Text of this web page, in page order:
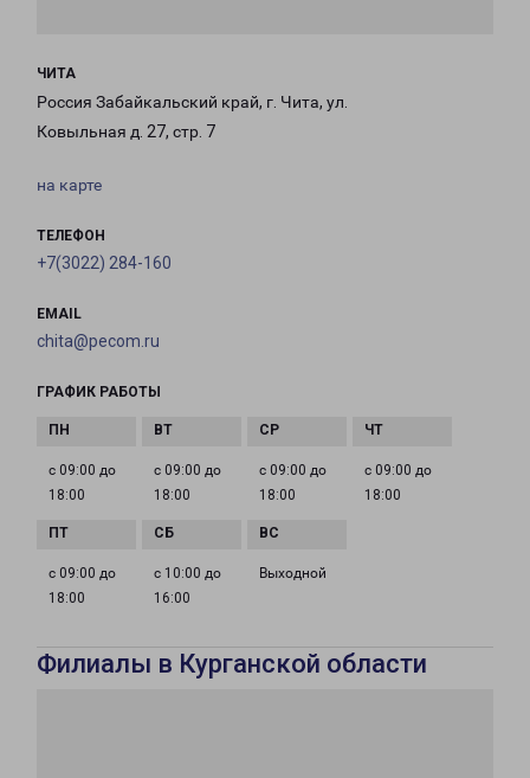
ЧИТА
Россия Забайкальский край, г. Чита, ул.
Ковыльная д. 27, стр. 7
на карте
ТЕЛЕФОН
+7(3022) 284-160
EMAIL
chita@pecom.ru
ГРАФИК РАБОТЫ
с 09:00 до
18:00
с 09:00 до
18:00
с 09:00 до
18:00
с 09:00 до
18:00
с 09:00 до
18:00
с 10:00 до
16:00
Выходной
Филиалы в Курганской области